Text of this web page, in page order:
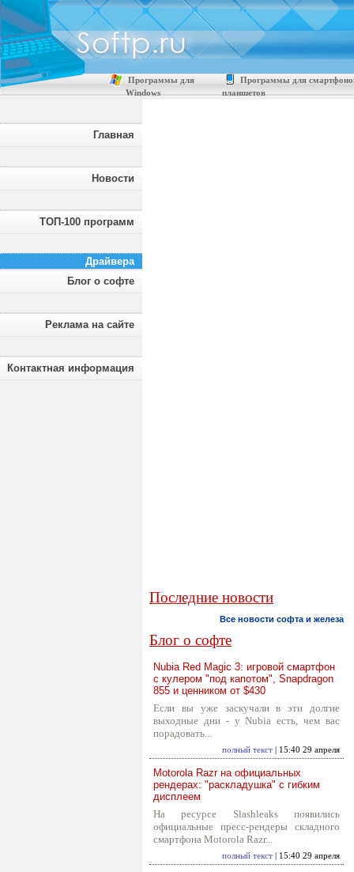
Программы для
Windows
Программы для
планшетов
Главная
Новости
ТОП-100 программ
Драйвера
Блог о софте
Реклама на сайте
Контактная информация
Последние новости
Все новости софта и железа
Блог о софте
Nubia Red Magic 3: игровой смартфон
с кулером "под капотом", Snapdragon
855 и ценником от $430
Если вы уже заскучали в эти долгие
выходные дни - у Nubia есть, чем вас
порадовать...
полный текст | 15:40 29 апреля
Motorola Razr на официальных
рендерах: "раскладушка" с гибким
дисплеем
На ресурсе Slashleaks появились
официальные пресс-рендеры складного
смартфона Motorola Razr...
полный текст | 15:40 29 апреля